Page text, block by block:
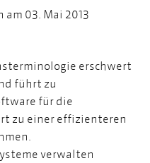
am 03. Mai 2013
erschwert
führt zu
für die
zu einer effizienteren
verwalten